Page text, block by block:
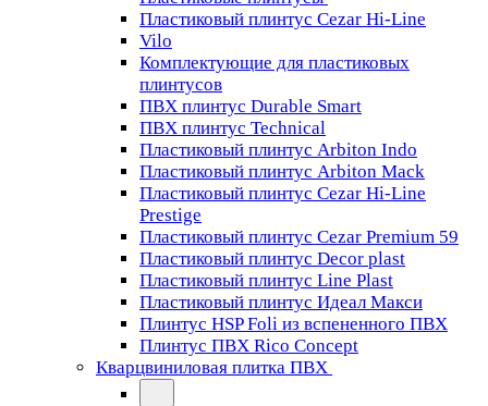
Пластиковый плинтус Cezar Hi-Line
Vilo
Комплектующие для пластиковых
плинтусов
ПВХ плинтус Durable Smart
ПВХ плинтус Technical
Пластиковый плинтус Arbiton Indo
Пластиковый плинтус Arbiton Mack
Пластиковый плинтус Cezar Hi-Line
Prestige
Пластиковый плинтус Cezar Premium 59
Пластиковый плинтус Decor plast
Пластиковый плинтус Line Plast
Пластиковый плинтус Идеал Макси
Плинтус HSP Foli из вспененного ПВХ
Плинтус ПВХ Rico Concept
Кварцвиниловая плитка ПВХ